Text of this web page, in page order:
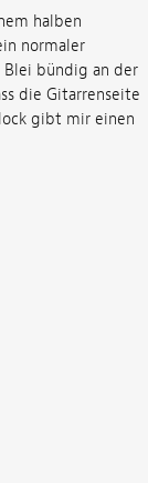
halben
normaler
bündig an der
die Gitarrenseite
gibt mir einen